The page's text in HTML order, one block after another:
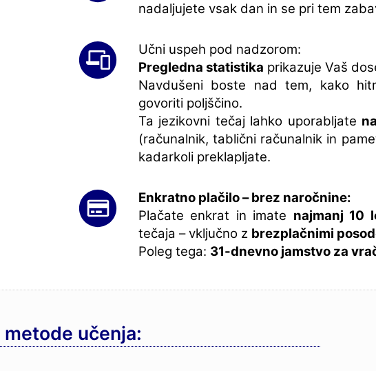
nadaljujete vsak dan in se pri tem
Učni uspeh pod nadzorom:
Pregledna statistika prikazuje Vaš
Navdušeni boste nad tem, kako
govoriti poljščino.
Ta jezikovni tečaj lahko uporabljate
(računalnik, tablični računalnik in
kadarkoli preklapljate.
Enkratno plačilo – brez naročnine:
Plačate enkrat in imate najmanj 10
tečaja – vključno z brezplačnimi
Poleg tega: 31-dnevno jamstvo za
učenja: